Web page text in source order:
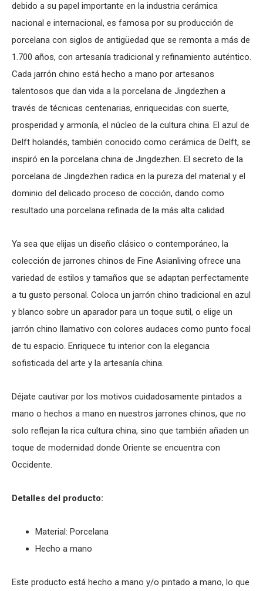
debido a su papel importante en la industria cerámica
nacional e internacional, es famosa por su producción de
porcelana con siglos de antigüedad que se remonta a más de
1.700 años, con artesanía tradicional y refinamiento auténtico.
Cada jarrón chino está hecho a mano por artesanos
talentosos que dan vida a la porcelana de Jingdezhen a
través de técnicas centenarias, enriquecidas con suerte,
prosperidad y armonía, el núcleo de la cultura china. El azul de
Delft holandés, también conocido como cerámica de Delft, se
inspiró en la porcelana china de Jingdezhen. El secreto de la
porcelana de Jingdezhen radica en la pureza del material y el
dominio del delicado proceso de cocción, dando como
resultado una porcelana refinada de la más alta calidad.
Ya sea que elijas un diseño clásico o contemporáneo, la
colección de jarrones chinos de Fine Asianliving ofrece una
variedad de estilos y tamaños que se adaptan perfectamente
a tu gusto personal. Coloca un jarrón chino tradicional en azul
y blanco sobre un aparador para un toque sutil, o elige un
jarrón chino llamativo con colores audaces como punto focal
de tu espacio. Enriquece tu interior con la elegancia
sofisticada del arte y la artesanía china.
Déjate cautivar por los motivos cuidadosamente pintados a
mano o hechos a mano en nuestros jarrones chinos, que no
solo reflejan la rica cultura china, sino que también añaden un
toque de modernidad donde Oriente se encuentra con
Occidente.
Detalles del producto:
Material: Porcelana
Hecho a mano
Este producto está hecho a mano y/o pintado a mano, lo que